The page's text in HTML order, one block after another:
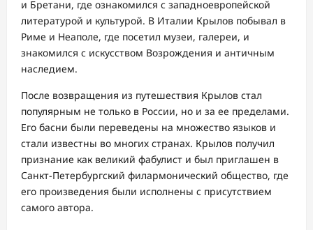
и Бретани, где ознакомился с западноевропейской
литературой и культурой. В Италии Крылов побывал в
Риме и Неаполе, где посетил музеи, галереи, и
знакомился с искусством Возрождения и античным
наследием.
После возвращения из путешествия Крылов стал
популярным не только в России, но и за ее пределами.
Его басни были переведены на множество языков и
стали известны во многих странах. Крылов получил
признание как великий фабулист и был приглашен в
Санкт-Петербургский филармонический общество, где
его произведения были исполнены с присутствием
самого автора.